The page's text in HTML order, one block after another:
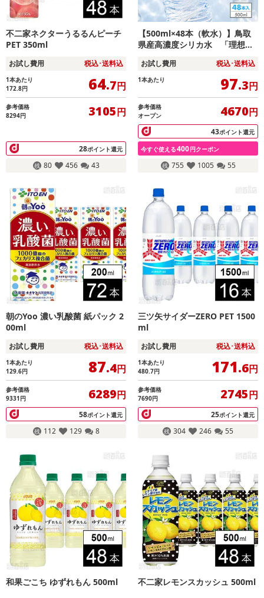
不二家ネクターうるるんピーチ
PET 350ml
お試し費用 税込･送料込
1本あたり
172.8円 64.7円
参考価格
8294円
3105円
28ポイント還元
80 456 43
【500ml×48本（軟水）】鳥取
県産高濃度シリカ水 「理想の
お試し費用 税込･送料込
1本あたり 97.3円
参考価格
オープン
4670円
43ポイント還元
今すぐ使える400円クーポン
755 1005 55
朝のYoo 濃い乳酸菌 紙パック 2
00ml
お試し費用 税込･送料込
1本あたり
129.6円 87.4円
参考価格
9331円
6289円
58ポイント還元
112 129 8
三ツ矢サイダーZERO PET 1500
ml
お試し費用 税込･送料込
1本あたり
480.7円 171.6円
参考価格
7690円
2745円
25ポイント還元
304 246 55
和果ごこち ゆずれもん 500ml 不二家レモンスカッシュ 500ml